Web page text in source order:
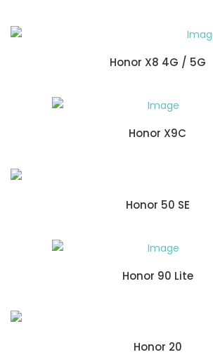
Honor X8 4G / 5G
Honor X9C
Honor 50 SE
Honor 90 Lite
Honor 20